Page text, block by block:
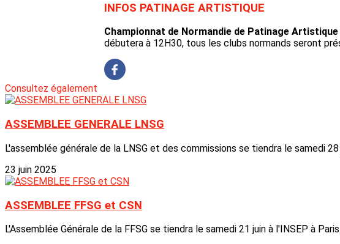
INFOS PATINAGE ARTISTIQUE
Championnat de Normandie de Patinage Artistique
débutera à 12H30, tous les clubs normands seront
Consultez également
ASSEMBLEE GENERALE LNSG
L'assemblée générale de la LNSG et des commissions se tiendra le samedi 28
23 juin 2025
ASSEMBLEE FFSG et CSN
L'Assemblée Générale de la FFSG se tiendra le samedi 21 juin à l'INSEP à